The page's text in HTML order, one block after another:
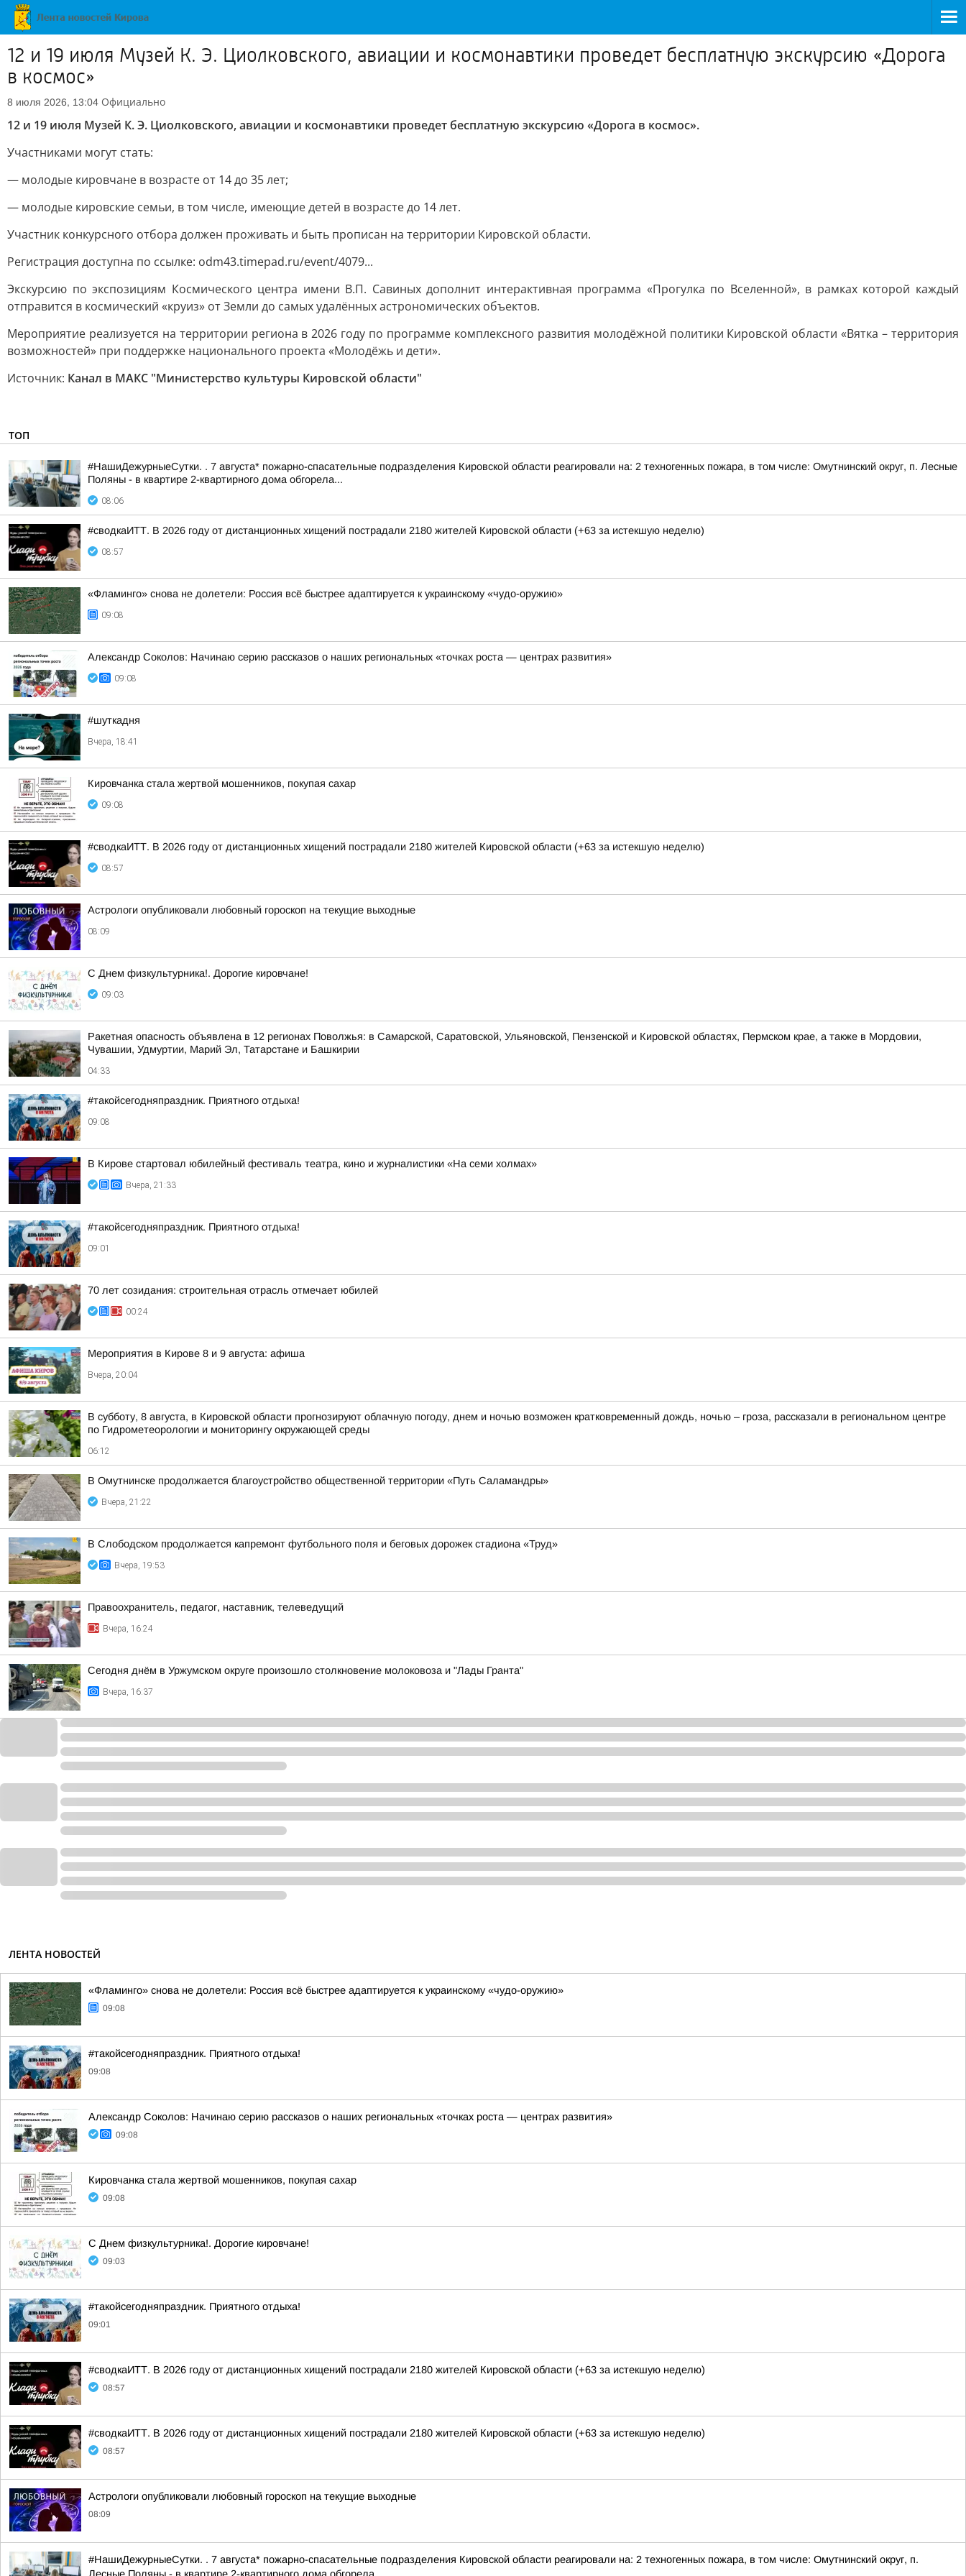
12 и 19 июля Музей К. Э. Циолковского, авиации и космонавтики проведет бесплатную экскурсию «Дорога
в космос»
8 июля 2026, 13:04 Официально
12 и 19 июля Музей К. Э. Циолковского, авиации и космонавтики проведет бесплатную экскурсию «Дорога в космос».
Участниками могут стать:
— молодые кировчане в возрасте от 14 до 35 лет;
— молодые кировские семьи, в том числе, имеющие детей в возрасте до 14 лет.
Участник конкурсного отбора должен проживать и быть прописан на территории Кировской области.
Регистрация доступна по ссылке: odm43.timepad.ru/event/4079...
Экскурсию по экспозициям Космического центра имени В.П. Савиных дополнит интерактивная программа «Прогулка по Вселенной», в рамках которой каждый
отправится в космический «круиз» от Земли до самых удалённых астрономических объектов.
Мероприятие реализуется на территории региона в 2026 году по программе комплексного развития молодёжной политики Кировской области «Вятка – территория
возможностей» при поддержке национального проекта «Молодёжь и дети».
Источник: Канал в МАКС "Министерство культуры Кировской области"
ТОП
#НашиДежурныеСутки. . 7 августа* пожарно-спасательные подразделения Кировской области реагировали на: 2 техногенных пожара, в том числе: Омутнинский округ, п. Лесные
Поляны - в квартире 2-квартирного дома обгорела...
08:06
#сводкаИТТ. В 2026 году от дистанционных хищений пострадали 2180 жителей Кировской области (+63 за истекшую неделю)
08:57
«Фламинго» снова не долетели: Россия всё быстрее адаптируется к украинскому «чудо-оружию»
09:08
Александр Соколов: Начинаю серию рассказов о наших региональных «точках роста — центрах развития»
09:08
#шуткадня
Вчера, 18:41
Кировчанка стала жертвой мошенников, покупая сахар
09:08
#сводкаИТТ. В 2026 году от дистанционных хищений пострадали 2180 жителей Кировской области (+63 за истекшую неделю)
08:57
Астрологи опубликовали любовный гороскоп на текущие выходные
08:09
С Днем физкультурника!. Дорогие кировчане!
09:03
Ракетная опасность объявлена в 12 регионах Поволжья: в Самарской, Саратовской, Ульяновской, Пензенской и Кировской областях, Пермском крае, а также в Мордовии,
Чувашии, Удмуртии, Марий Эл, Татарстане и Башкирии
04:33
#такойсегодняпраздник. Приятного отдыха!
09:08
В Кирове стартовал юбилейный фестиваль театра, кино и журналистики «На семи холмах»
Вчера, 21:33
#такойсегодняпраздник. Приятного отдыха!
09:01
70 лет созидания: строительная отрасль отмечает юбилей
00:24
Мероприятия в Кирове 8 и 9 августа: афиша
Вчера, 20:04
В субботу, 8 августа, в Кировской области прогнозируют облачную погоду, днем и ночью возможен кратковременный дождь, ночью – гроза, рассказали в региональном центре
по Гидрометеорологии и мониторингу окружающей среды
06:12
В Омутнинске продолжается благоустройство общественной территории «Путь Саламандры»
Вчера, 21:22
В Слободском продолжается капремонт футбольного поля и беговых дорожек стадиона «Труд»
Вчера, 19:53
Правоохранитель, педагог, наставник, телеведущий
Вчера, 16:24
Сегодня днём в Уржумском округе произошло столкновение молоковоза и "Лады Гранта"
Вчера, 16:37
ЛЕНТА НОВОСТЕЙ
«Фламинго» снова не долетели: Россия всё быстрее адаптируется к украинскому «чудо-оружию»
09:08
#такойсегодняпраздник. Приятного отдыха!
09:08
Александр Соколов: Начинаю серию рассказов о наших региональных «точках роста — центрах развития»
09:08
Кировчанка стала жертвой мошенников, покупая сахар
09:08
С Днем физкультурника!. Дорогие кировчане!
09:03
#такойсегодняпраздник. Приятного отдыха!
09:01
#сводкаИТТ. В 2026 году от дистанционных хищений пострадали 2180 жителей Кировской области (+63 за истекшую неделю)
08:57
#сводкаИТТ. В 2026 году от дистанционных хищений пострадали 2180 жителей Кировской области (+63 за истекшую неделю)
08:57
Астрологи опубликовали любовный гороскоп на текущие выходные
08:09
#НашиДежурныеСутки. . 7 августа* пожарно-спасательные подразделения Кировской области реагировали на: 2 техногенных пожара, в том числе: Омутнинский округ, п.